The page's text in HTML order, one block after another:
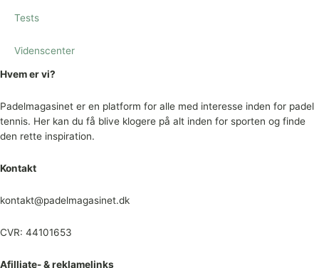
Tests
Videnscenter
Hvem er vi?
Padelmagasinet er en platform for alle med interesse inden for padel
tennis. Her kan du få blive klogere på alt inden for sporten og finde
den rette inspiration.
Kontakt
kontakt@padelmagasinet.dk
CVR: 44101653
Afilliate- & reklamelinks